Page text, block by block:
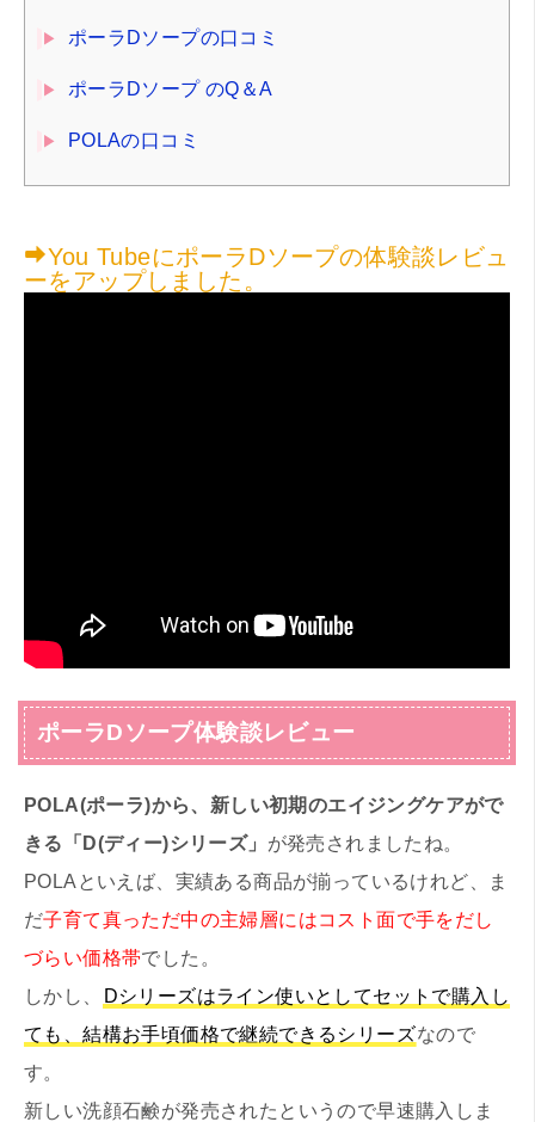
ポーラDソープの口コミ
ポーラDソープ のQ＆A
POLAの口コミ
You TubeにポーラDソープの体験談レビュ
ーをアップしました。
ポーラDソープ体験談レビュー
POLA(ポーラ)から、新しい初期のエイジングケアがで
きる「D(ディー)シリーズ」 が発売されましたね。
POLAといえば、実績ある商品が揃っているけれど、ま
だ子育て真っただ中の主婦層にはコスト面で手をだし
づらい価格帯でした。
しかし、
Dシリーズはライン使いとしてセットで購入し
ても、結構お手頃価格で継続できるシリーズなので
す。
新しい洗顔石鹸が発売されたというので早速購入しま